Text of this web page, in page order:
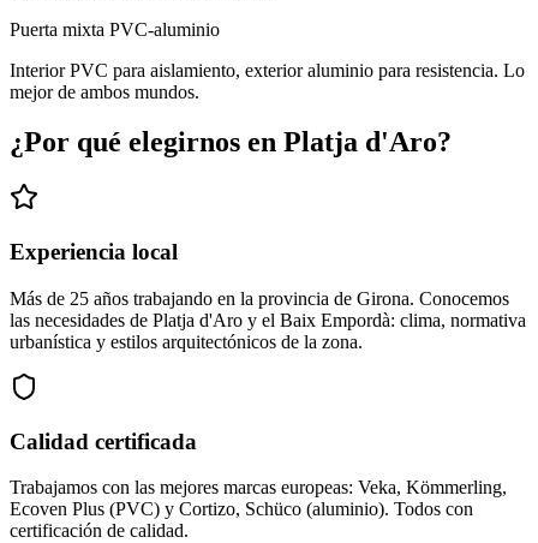
Puerta mixta PVC-aluminio
Interior PVC para aislamiento, exterior aluminio para resistencia. Lo
mejor de ambos mundos.
¿Por qué elegirnos en Platja d'Aro?
Experiencia local
Más de 25 años trabajando en la provincia de Girona. Conocemos
las necesidades de Platja d'Aro y el Baix Empordà: clima, normativa
urbanística y estilos arquitectónicos de la zona.
Calidad certificada
Trabajamos con las mejores marcas europeas: Veka, Kömmerling,
Ecoven Plus (PVC) y Cortizo, Schüco (aluminio). Todos con
certificación de calidad.